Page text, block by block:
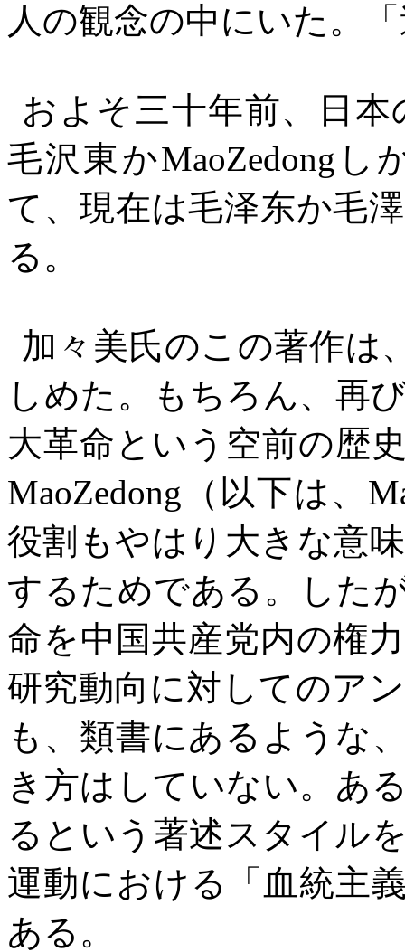
人の観念の中にいた。
およそ三十年前、日
毛沢東かMaoZedong し
て、現在は毛泽东か毛
る。
加々美氏のこの著作は
しめた。もちろん、再
大革命という空前の歴
MaoZedong （以下は、
役割もやはり大きな意
するためである。した
命を中国共産党内の権
研究動向に対してのア
も、類書にあるような
き方はしていない。あ
るという著述スタイル
運動における「血統主
ある。